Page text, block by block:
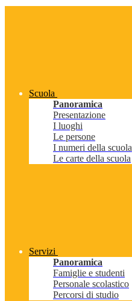
Scuola
Panoramica
Presentazione
I luoghi
Le persone
I numeri della scuola
Le carte della scuola
Servizi
Panoramica
Famiglie e studenti
Personale scolastico
Percorsi di studio